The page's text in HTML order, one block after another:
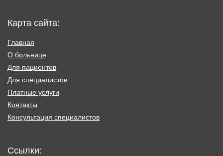
Карта сайта:
Главная
О больнице
Для пациентов
Для специалистов
Платные услуги
Контакты
Консультация специалистов
Ссылки: